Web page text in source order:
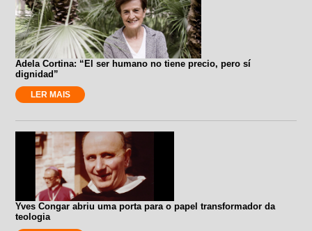
Adela Cortina: “El ser humano no tiene precio, pero sí
dignidad”
LER MAIS
Yves Congar abriu uma porta para o papel transformador da
teologia